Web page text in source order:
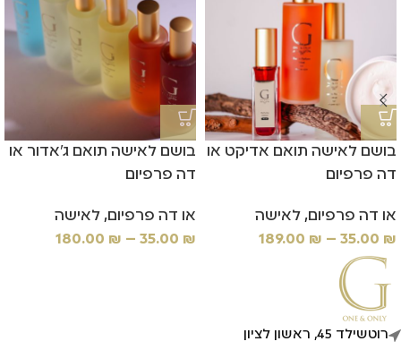
בושם לאישה תואם אדיקט או
דה פרפיום
או דה פרפיום, לאישה
35.00 ₪
–
189.00 ₪
בושם לאישה תואם ג'אדור או
דה פרפיום
או דה פרפיום, לאישה
35.00 ₪
–
180.00 ₪
רוטשילד 45, ראשון לציון